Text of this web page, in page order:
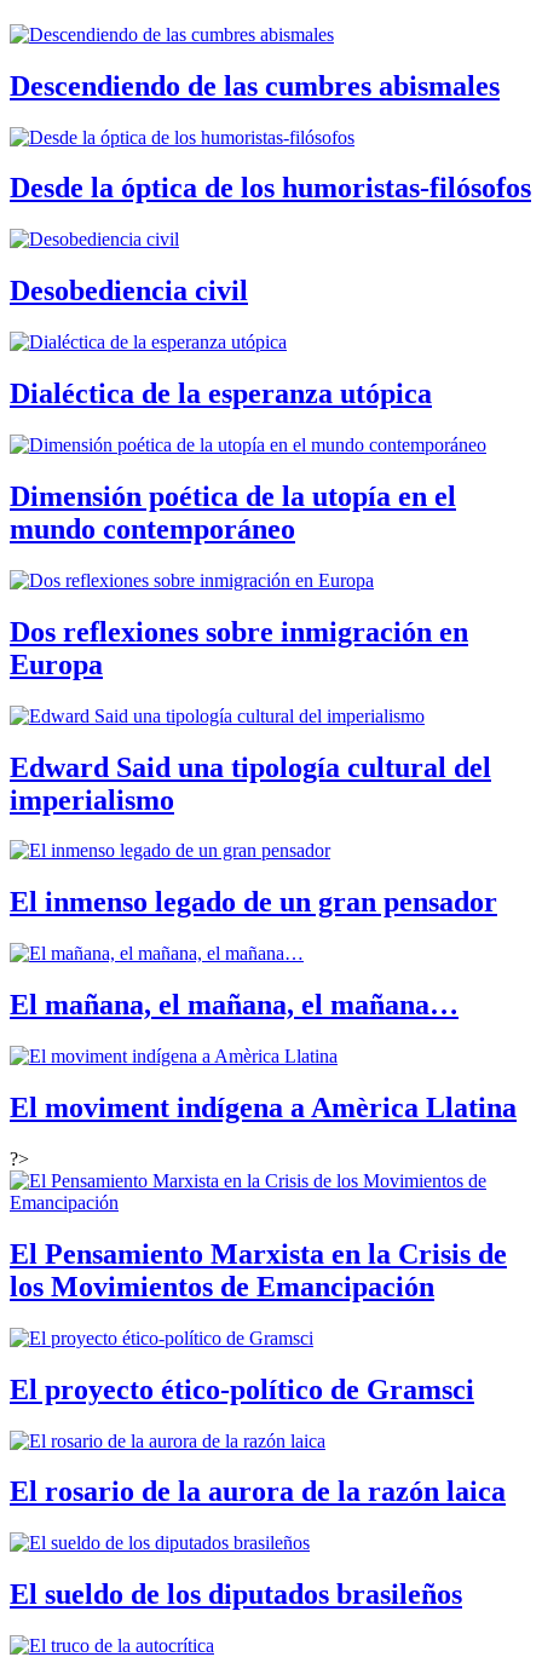
Descendiendo de las cumbres abismales
Desde la óptica de los humoristas-filósofos
Desobediencia civil
Dialéctica de la esperanza utópica
Dimensión poética de la utopía en el
mundo contemporáneo
Dos reflexiones sobre inmigración en
Europa
Edward Said una tipología cultural del
imperialismo
El inmenso legado de un gran pensador
El mañana, el mañana, el mañana…
El moviment indígena a Amèrica Llatina
?>
El Pensamiento Marxista en la Crisis de
los Movimientos de Emancipación
El proyecto ético-político de Gramsci
El rosario de la aurora de la razón laica
El sueldo de los diputados brasileños